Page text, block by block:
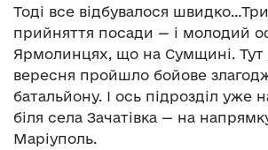
Тоді все відбувалося
прийняття посади — і молодий
Ярмолинцях, що на Сумщині. Тут
вересня пройшло бойове
батальйону. І ось підрозділ уже
біля села Зачатівка — на
Маріуполь.